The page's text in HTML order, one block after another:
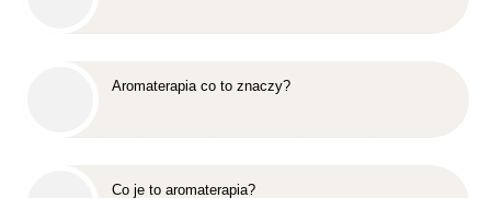
Aromaterapia co to znaczy?
Co je to aromaterapia?